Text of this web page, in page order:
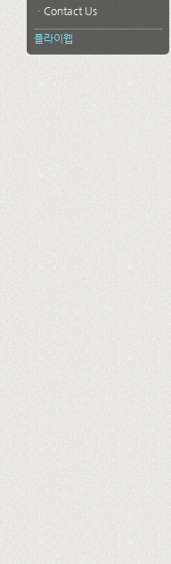
ㆍContact Us
플라이웹